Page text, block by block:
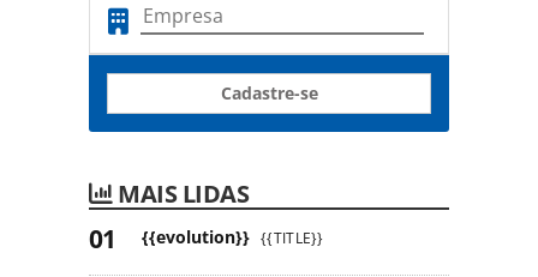
Cadastre-se
MAIS LIDAS
{{evolution}} {{TITLE}}